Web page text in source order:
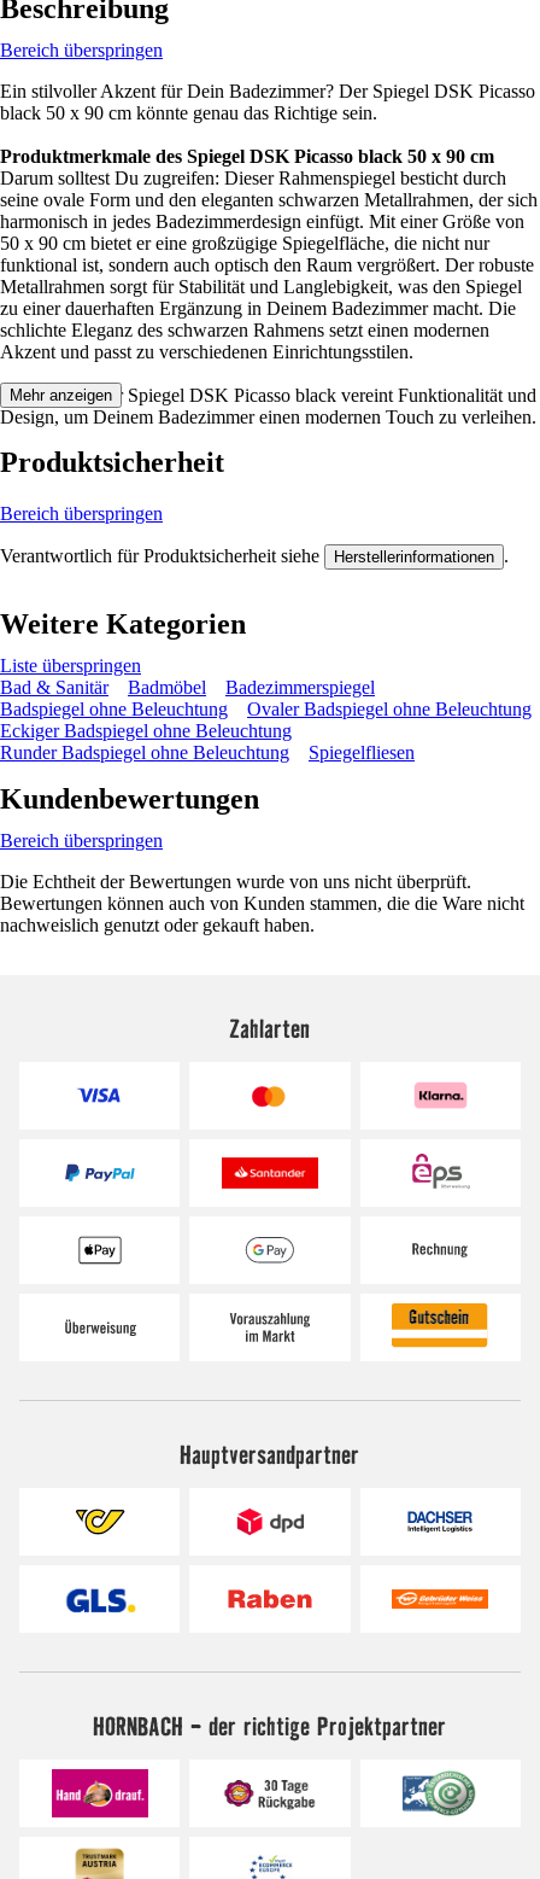
Beschreibung
Bereich überspringen
Ein stilvoller Akzent für Dein Badezimmer? Der Spiegel DSK Picasso
black 50 x 90 cm könnte genau das Richtige sein.
Produktmerkmale des Spiegel DSK Picasso black 50 x 90 cm
Darum solltest Du zugreifen: Dieser Rahmenspiegel besticht durch
seine ovale Form und den eleganten schwarzen Metallrahmen, der sich
harmonisch in jedes Badezimmerdesign einfügt. Mit einer Größe von
50 x 90 cm bietet er eine großzügige Spiegelfläche, die nicht nur
funktional ist, sondern auch optisch den Raum vergrößert. Der robuste
Metallrahmen sorgt für Stabilität und Langlebigkeit, was den Spiegel
zu einer dauerhaften Ergänzung in Deinem Badezimmer macht. Die
schlichte Eleganz des schwarzen Rahmens setzt einen modernen
Akzent und passt zu verschiedenen Einrichtungsstilen.
Festgezurrt: Der Spiegel DSK Picasso black vereint Funktionalität und
Design, um Deinem Badezimmer einen modernen Touch zu verleihen.
Mehr anzeigen
Produktsicherheit
Bereich überspringen
Verantwortlich für Produktsicherheit siehe Herstellerinformationen .
Weitere Kategorien
Liste überspringen
Bad & Sanitär
Badmöbel
Badezimmerspiegel
Badspiegel ohne Beleuchtung
Ovaler Badspiegel ohne Beleuchtung
Eckiger Badspiegel ohne Beleuchtung
Runder Badspiegel ohne Beleuchtung
Spiegelfliesen
Kundenbewertungen
Bereich überspringen
Die Echtheit der Bewertungen wurde von uns nicht überprüft.
Bewertungen können auch von Kunden stammen, die die Ware nicht
nachweislich genutzt oder gekauft haben.
Zahlarten
Hauptversandpartner
HORNBACH - der richtige Projektpartner